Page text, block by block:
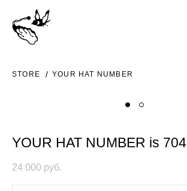
STORE YOUR HAT NUMBER
YOUR HAT NUMBER is 704
24 000 pуб.